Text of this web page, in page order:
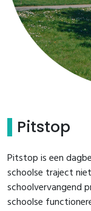
Pitstop
Pitstop is een
schoolse traject
schoolvervangend
schoolse